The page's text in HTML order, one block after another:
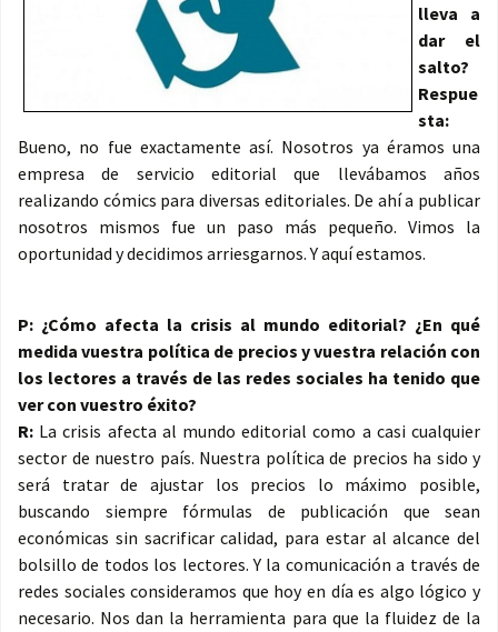
lleva a
dar el
salto?
Respue
sta:
Bueno, no fue exactamente así. Nosotros ya éramos una
empresa de servicio editorial que llevábamos años
realizando cómics para diversas editoriales. De ahí a publicar
nosotros mismos fue un paso más pequeño. Vimos la
oportunidad y decidimos arriesgarnos. Y aquí estamos.
P: ¿Cómo afecta la crisis al mundo editorial? ¿En qué
medida vuestra política de precios y vuestra relación con
los lectores a través de las redes sociales ha tenido que
ver con vuestro éxito?
R: La crisis afecta al mundo editorial como a casi cualquier
sector de nuestro país. Nuestra política de precios ha sido y
será tratar de ajustar los precios lo máximo posible,
buscando siempre fórmulas de publicación que sean
económicas sin sacrificar calidad, para estar al alcance del
bolsillo de todos los lectores. Y la comunicación a través de
redes sociales consideramos que hoy en día es algo lógico y
necesario. Nos dan la herramienta para que la fluidez de la